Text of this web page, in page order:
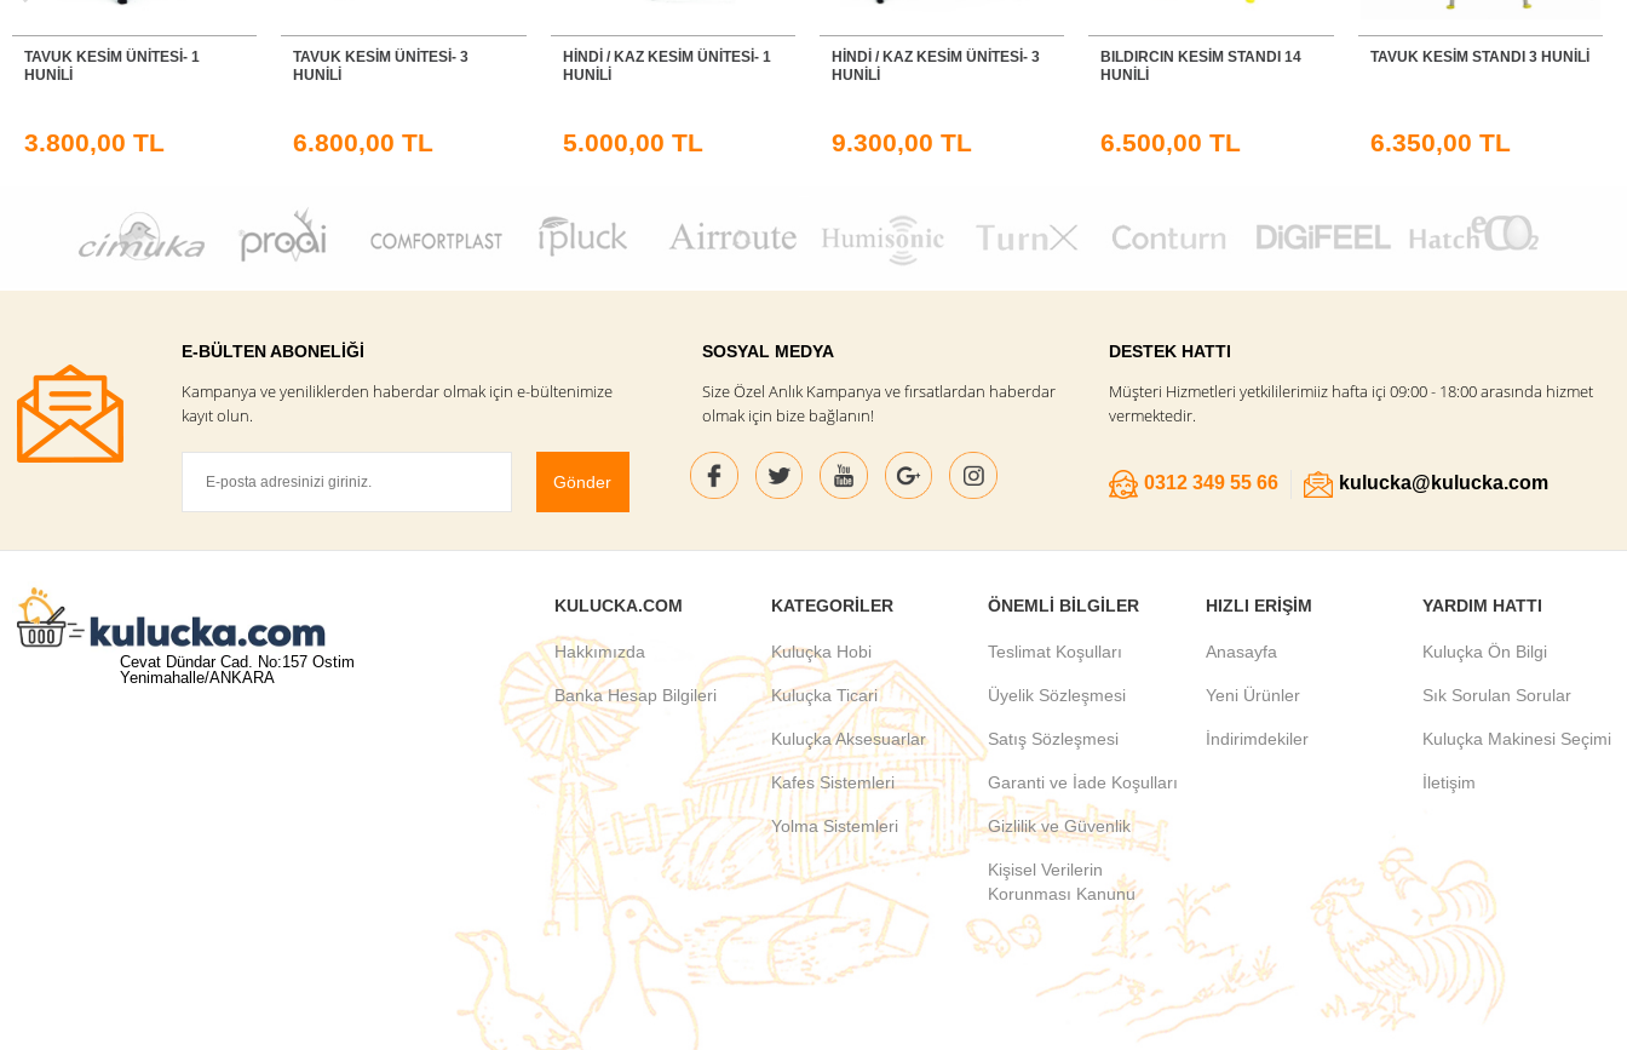
TAVUK KESIM ÜNITESI- 3
HUNILI
6.800,00 TL
HINDI / KAZ KESIM ÜNITESI- 1
HUNILI
5.000,00 TL
HINDI / KAZ KESIM ÜNITESI- 3
HUNILI
9.300,00 TL
BILDIRCIN KESİM STANDI 14
HUNİLİ
6.500,00 TL
TAVUK KESİM STANDI 3 HUNİLİ
6.350,00 TL
TAVUK KESİM STANDI 5 HUNİLİ
7.500,00 TL
E-BÜLTEN ABONELİĞİ
Kampanya ve yeniliklerden haberdar olmak için e-bültenimize
kayıt olun.
SOSYAL MEDYA
Size Özel Anlık Kampanya ve fırsatlardan haberdar
olmak için bize bağlanın!
DESTEK HATTI
Müşteri Hizmetleri yetkililerimiiz hafta içi 09:00 - 18:00 arasında hizmet
vermektedir.
0312 349 55 66 kulucka@kulucka.com
Cevat Dündar Cad. No:157 Ostim
Yenimahalle/ANKARA
KULUCKA.COM
Hakkımızda
Banka Hesap Bilgileri
KATEGORILER
Kuluçka Hobi
Kuluçka Ticari
Kuluçka Aksesuarlar
Kafes Sistemleri
Yolma Sistemleri
ÖNEMLI BILGILER
Teslimat Koşulları
Üyelik Sözleşmesi
Satış Sözleşmesi
Garanti ve İade Koşulları
Gizlilik ve Güvenlik
Kişisel Verilerin
Korunması Kanunu
HIZLI ERIŞIM
Anasayfa
Yeni Ürünler
İndirimdekiler
YARDIM HATTI
Kuluçka Ön Bilgi
Sık Sorulan Sorular
Kuluçka Makinesi Seçimi
İletişim